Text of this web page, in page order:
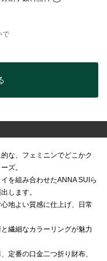
で
な、フェミニンでどこかク
ズ。
を組み合わせたANNA SUIら
します。
地よい質感に仕上げ、日常
繊細なカラーリングが魅力
定番の口金二つ折り財布、